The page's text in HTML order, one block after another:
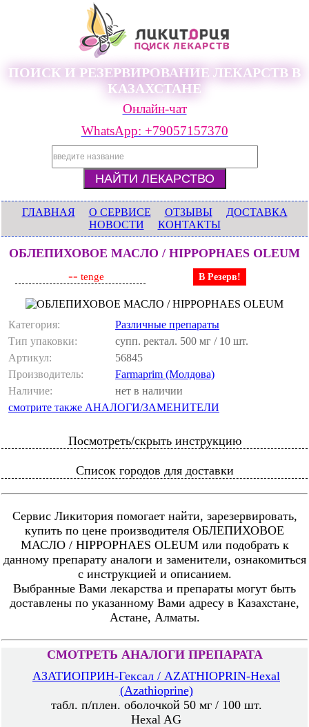
ПОИСК И РЕЗЕРВИРОВАНИЕ ЛЕКАРСТВ В
КАЗАХСТАНЕ
Онлайн-чат
WhatsApp: +79057157370
ГЛАВНАЯ О СЕРВИСЕ ОТЗЫВЫ
ДОСТАВКА
НОВОСТИ
КОНТАКТЫ
ОБЛЕПИХОВОЕ МАСЛО / HIPPOPHAES OLEUM
-- tenge В Резерв!
Категория:
Различные препараты
Тип упаковки:
супп. ректал. 500 мг / 10 шт.
Артикул:
56845
Производитель:
Farmaprim (Молдова)
Наличие:
нет в наличии
смотрите также АНАЛОГИ/ЗАМЕНИТЕЛИ
Посмотреть/скрыть инструкцию
Список городов для доставки
Сервис Ликитория помогает найти, зарезервировать,
купить по цене производителя ОБЛЕПИХОВОЕ
МАСЛО / HIPPOPHAES OLEUM или подобрать к
данному препарату аналоги и заменители, ознакомиться
с инструкцией и описанием.
Выбранные Вами лекарства и препараты могут быть
доставлены по указанному Вами адресу в Казахстане,
Астане, Алматы.
СМОТРЕТЬ АНАЛОГИ ПРЕПАРАТА
АЗАТИОПРИН-Гексал / AZATHIOPRIN-Hexal
(Azathioprine)
табл. п/плен. оболочкой 50 мг / 100 шт.
Hexal AG